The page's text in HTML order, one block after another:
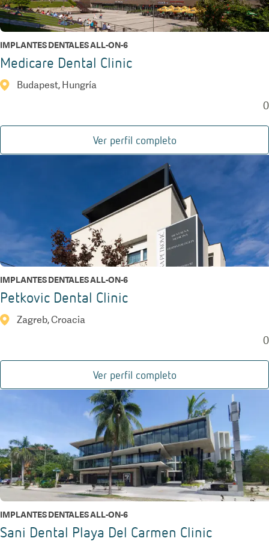
IMPLANTES DENTALES ALL-ON-6
Medicare Dental Clinic
Budapest, Hungría
0
Ver perfil completo
IMPLANTES DENTALES ALL-ON-6
Petkovic Dental Clinic
Zagreb, Croacia
0
Ver perfil completo
IMPLANTES DENTALES ALL-ON-6
Sani Dental Playa Del Carmen Clinic